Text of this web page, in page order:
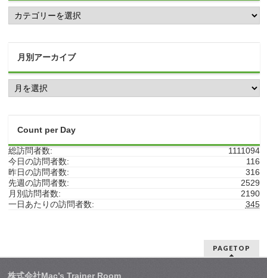
カ
テ
ゴ
ア
ー
カ
月別アーカイブ
月
別
ア
ブ
Count per Day
1111094
総訪問者数:
116
今日の訪問者数:
316
昨日の訪問者数:
2529
先週の訪問者数:
2190
月別訪問者数:
345
一日あたりの訪問者数:
PAGETOP
株式会社Mac’s Trainer Room